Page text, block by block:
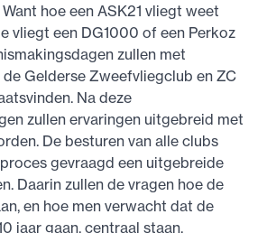
hoe een ASK21 vliegt weet
vliegt een DG1000 of een Perkoz
zullen met
Gelderse Zweefvliegclub en ZC
Na deze
zullen ervaringen uitgebreid met
De besturen van alle clubs
gevraagd een uitgebreide
Daarin zullen de vragen hoe de
en hoe men verwacht dat de
jaar gaan, centraal staan.